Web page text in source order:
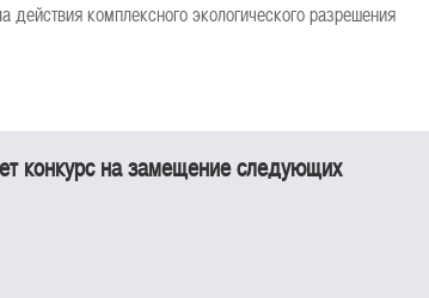
комплексного экологического разрешения
конкурс на замещение следующих